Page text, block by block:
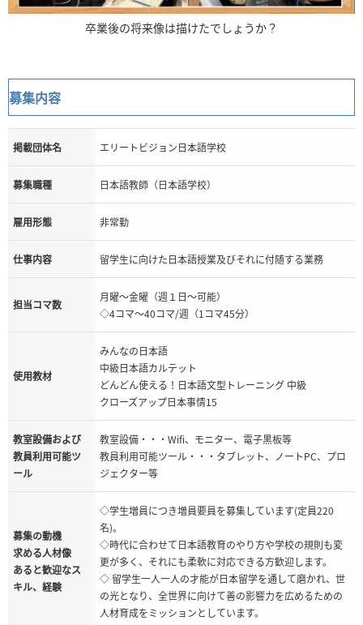
卒業後の将来像は描けたでしょうか？
募集内容
掲載団体名 エリートビジョン日本語学校
募集職種 日本語教師（日本語学校）
雇用形態 非常勤
仕事内容 留学生に向けた日本語授業及びそれに付随する業務
担当コマ数
月曜～金曜（週１日～可能）
◇4コマ～40コマ/週（1コマ45分）
使用教材
みんなの日本語
中級日本語カルテット
どんどん使える！日本語文型トレーニング 中級
クローズアップ日本事情15
教室設備および
教員利用可能ツ
ール
教室設備・・・Wifi、モニター、電子黒板等
教員利用可能ツール・・・タブレット、ノートPC、プロ
ジェクター等
募集の動機
求める人材像
あると歓迎なス
キル、経験
◇学生増員につき増員要員を募集しています(定員220
名)。
◇時代に合わせて日本語教育のやり方や学校の規則も変
更が多く、それにも柔軟に対応できる方歓迎します。
◇ 留学生一人一人の才能が日本留学を通して磨かれ、世
の光となり、全世界に向けて善の影響力を広めるための
人材育成をミッションとしています。